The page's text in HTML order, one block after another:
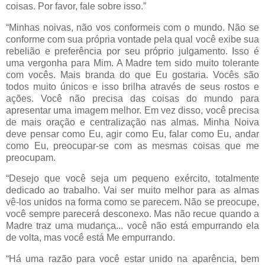
coisas. Por favor, fale sobre isso.”
“Minhas noivas, não vos conformeis com o mundo. Não se
conforme com sua própria vontade pela qual você exibe sua
rebelião e preferência por seu próprio julgamento. Isso é
uma vergonha para Mim. A Madre tem sido muito tolerante
com vocês. Mais branda do que Eu gostaria. Vocês são
todos muito únicos e isso brilha através de seus rostos e
ações. Você não precisa das coisas do mundo para
apresentar uma imagem melhor. Em vez disso, você precisa
de mais oração e centralização nas almas. Minha Noiva
deve pensar como Eu, agir como Eu, falar como Eu, andar
como Eu, preocupar-se com as mesmas coisas que me
preocupam.
“Desejo que você seja um pequeno exército, totalmente
dedicado ao trabalho. Vai ser muito melhor para as almas
vê-los unidos na forma como se parecem. Não se preocupe,
você sempre parecerá desconexo. Mas não recue quando a
Madre traz uma mudança... você não está empurrando ela
de volta, mas você está Me empurrando.
“Há uma razão para você estar unido na aparência, bem